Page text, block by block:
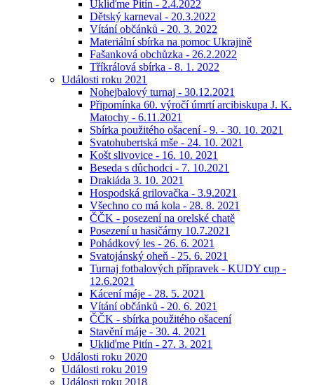
Ukliďme Pitín - 2.4.2022
Dětský karneval - 20.3.2022
Vítání občánků - 20. 3. 2022
Materiální sbírka na pomoc Ukrajině
Fašanková obchůzka - 26.2.2022
Tříkrálová sbírka - 8. 1. 2022
Události roku 2021
Nohejbalový turnaj - 30.12.2021
Připomínka 60. výročí úmrtí arcibiskupa J. K.
Matochy - 6.11.2021
Sbírka použitého ošacení - 9. - 30. 10. 2021
Svatohubertská mše - 24. 10. 2021
Košt slivovice - 16. 10. 2021
Beseda s důchodci - 7. 10.2021
Drakiáda 3. 10. 2021
Hospodská grilovačka - 3.9.2021
Všechno co má kola - 28. 8. 2021
ČČK - posezení na orelské chatě
Posezení u hasičárny 10.7.2021
Pohádkový les - 26. 6. 2021
Svatojánský oheň - 25. 6. 2021
Turnaj fotbalových přípravek - KUDY cup -
12.6.2021
Kácení máje - 28. 5. 2021
Vítání občánků - 20. 6. 2021
ČČK - sbírka použitého ošacení
Stavění máje - 30. 4. 2021
Ukliďme Pitín - 27. 3. 2021
Události roku 2020
Události roku 2019
Události roku 2018